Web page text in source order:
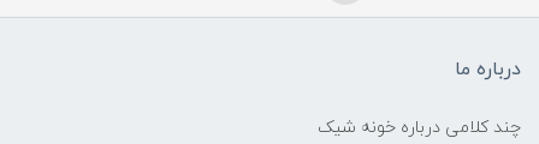
درباره ما
چند کلامی درباره خونه شیک